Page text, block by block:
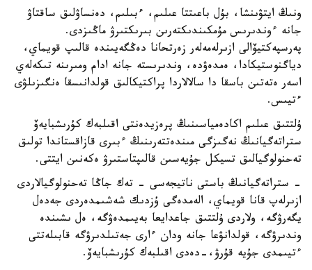
ونىڭ ايتۋىنشا، بۇل باعىتتا عىلىم، ءبىلىم، دەنساۋلىق ساقتاۋ
جانە ءوندىرىس مۇمكىندىكتەرىن بىرىكتىرۋ ماڭىزدى.
پەرسپەكتيۆالى ازىرلەمەلەر زەرتحانا دەڭگەيىندە قالىپ قويماي،
دياگنوستيكادا، ەمدەۋدە، وندىرىستە جانە ادام ومىرىنە تىكەلەي
اسەر ەتەتىن باسقا دا سالالاردا پراكتيكالىق قولدانىسقا ەنگىزىلۋى
ءتيىس.
ۇلتتىق عىلىم اكادەمياسىنىڭ پرەزيدەنتى اقىلبەك كۇرىشبايەۆ
ستراتەگيانىڭ نەگىزگى مىندەتتەرىنىڭ ءبىرى قازاقستاندا تولىق
تەحنولوگيالىق تسيكل جۇيەسىن قالىپتاستىرۋ ەكەنىن ايتتى.
- ستراتەگيانىڭ باستى ناتيجەسى - تەك جاڭا تەحنولوگيالاردى
ازىرلەپ قانا قويماي، الەمدەگى ۇزدىك شەشىمدەردى جەدەل
يگەرۋگە، ولاردى ۇلتتىق جاعدايعا بەيىمدەۋگە، ەل ىشىندە
وندىرۋگە، قولدانۋعا جانە ودان ءارى جەتىلدىرۋگە قابىلەتتى
ءتيىمدى جۇيە قۇرۋ،-دەدى اقىلبەك كۇرىشبايەۆ.